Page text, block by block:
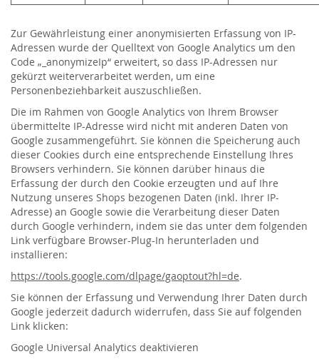
Zur Gewährleistung einer anonymisierten Erfassung von IP-
Adressen wurde der Quelltext von Google Analytics um den
Code „_anonymizeIp“ erweitert, so dass IP-Adressen nur
gekürzt weiterverarbeitet werden, um eine
Personenbeziehbarkeit auszuschließen.
Die im Rahmen von Google Analytics von Ihrem Browser
übermittelte IP-Adresse wird nicht mit anderen Daten von
Google zusammengeführt. Sie können die Speicherung auch
dieser Cookies durch eine entsprechende Einstellung Ihres
Browsers verhindern. Sie können darüber hinaus die
Erfassung der durch den Cookie erzeugten und auf Ihre
Nutzung unseres Shops bezogenen Daten (inkl. Ihrer IP-
Adresse) an Google sowie die Verarbeitung dieser Daten
durch Google verhindern, indem sie das unter dem folgenden
Link verfügbare Browser-Plug-In herunterladen und
installieren:
https://tools.google.com/dlpage/gaoptout?hl=de.
Sie können der Erfassung und Verwendung Ihrer Daten durch
Google jederzeit dadurch widerrufen, dass Sie auf folgenden
Link klicken:
Google Universal Analytics deaktivieren